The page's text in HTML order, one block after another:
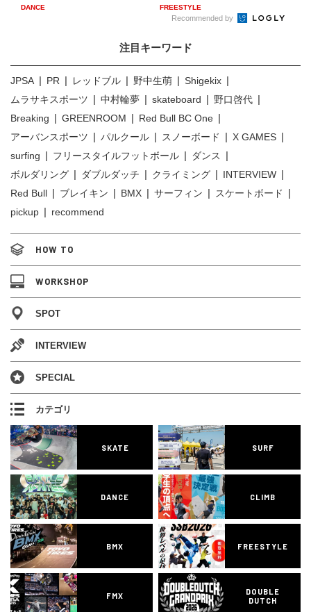
DANCE FREESTYLE
Recommended by
注目キーワード
JPSA PR レッドブル 野中生萌
Shigekix
ムラサキスポーツ
中村輪夢 skateboard
野口啓代
Breaking
GREENROOM
Red Bull BC One
アーバンスポーツ
パルクール スノーボード
X GAMES
surfing
フリースタイルフットボール
ダンス
ボルダリング
ダブルダッチ クライミング
INTERVIEW
Red Bull
ブレイキン BMX サーフィン
スケートボード
pickup
recommend
HOW TO
WORKSHOP
SPOT
INTERVIEW
SPECIAL
カテゴリ
SKATE SURF
DANCE CLIMB
BMX FREESTYLE
FMX
DOUBLE
DUTCH